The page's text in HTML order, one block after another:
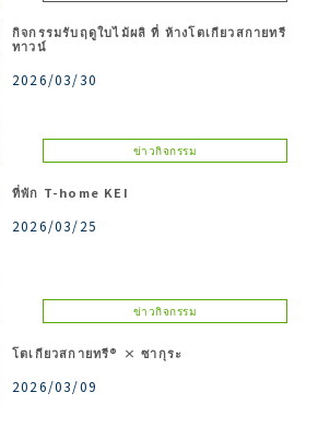
กิจกรรมรับฤดูใบไม้ผลิ ที่ ห้างโตเกียวสกายทรี
ทาวน์
2026/03/30
ข่าวกิจกรรม
ที่พัก T-home KEI
2026/03/25
ข่าวกิจกรรม
โตเกียวสกายทรี® × ซากุระ
2026/03/09